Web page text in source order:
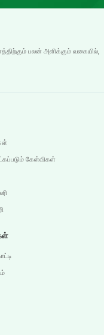
பலன் அளிக்கும் வகையில்,
கேள்விகள்